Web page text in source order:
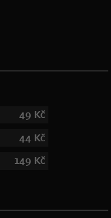
49 Kč
44 Kč
149 Kč